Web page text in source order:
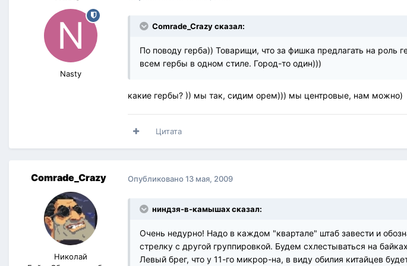
Nasty
Comrade_Crazy сказал:
По поводу герба)) Товарищи, что за фишка предлагать на роль
всем гербы в одном стиле. Город-то один)))
какие гербы? )) мы так, сидим орем))) мы центровые, нам можно)
Цитата
Comrade_Crazy
Николай
Опубликовано13 мая, 2009
ниндзя-в-камышах сказал:
Очень недурно! Надо в каждом "квартале" штаб завести и
стрелку с другой группировкой. Будем схлестываться на
Левый брег, что у 11-го микрор-на, в виду обилия китайцев